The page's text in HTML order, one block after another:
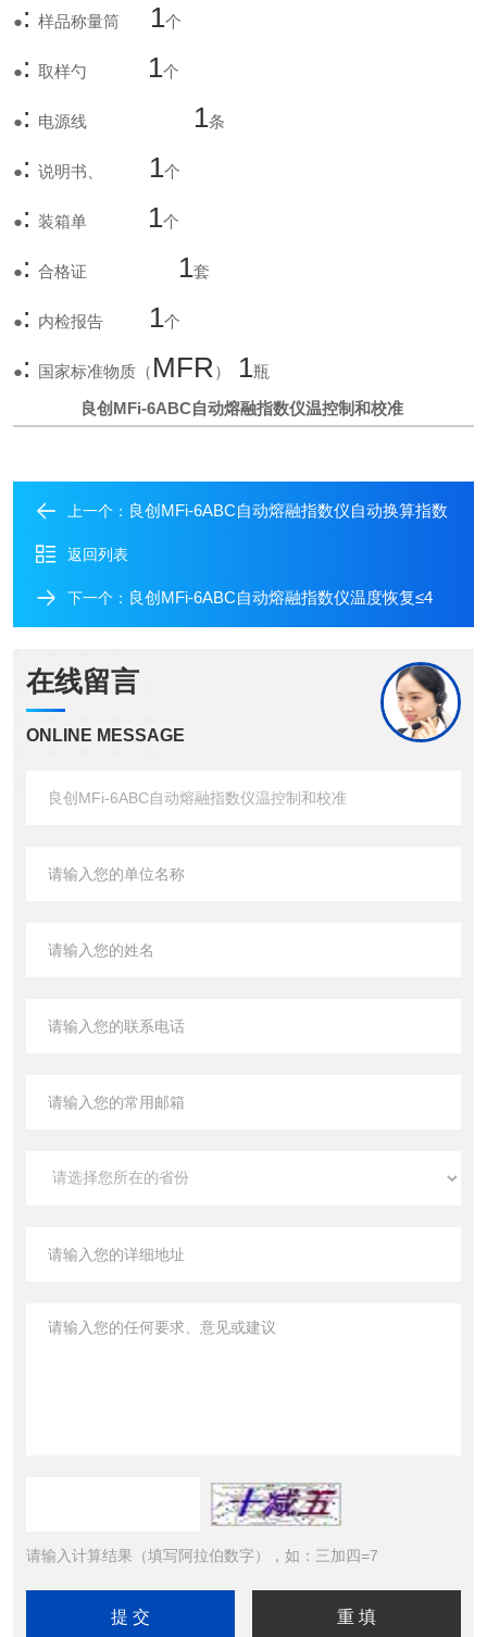
●: 样品称量筒 1个
●: 取样勺 1个
●: 电源线 1条
●: 说明书、 1个
●: 装箱单 1个
●: 合格证 1套
●: 内检报告 1个
●: 国家标准物质（ MFR ） 1瓶
良创MFi-6ABC自动熔融指数仪温控制和校准
上一个： 良创MFi-6ABC自动熔融指数仪自动换算指数
返回列表
下一个： 良创MFi-6ABC自动熔融指数仪温度恢复≤4
在线留言
ONLINE MESSAGE
请输入计算结果（填写阿拉伯数字），如：三加四=7